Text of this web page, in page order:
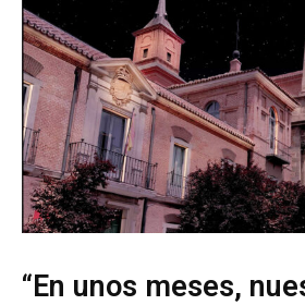
“En unos meses,